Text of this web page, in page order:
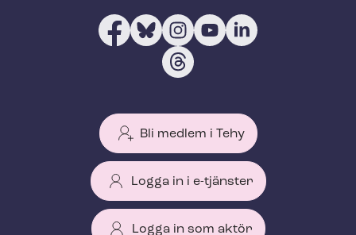
Bli medlem i Tehy
Logga in i e-tjänster
Logga in som aktör